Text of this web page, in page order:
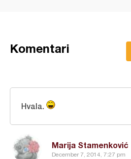
Komentari
Marija Stamenković
December 7, 2014, 7:27 pm
Hvala.